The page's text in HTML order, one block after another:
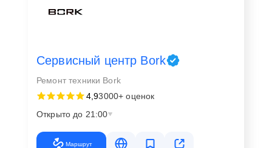
Сервисный центр Bork
Ремонт техники Bork
4,93000+ оценок
Открыто до 21:00
Маршрут